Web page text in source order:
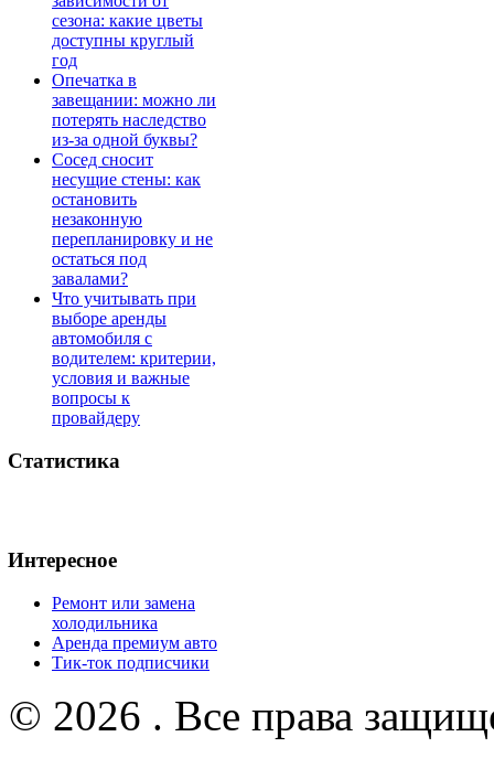
сезона: какие цветы
доступны круглый
год
Опечатка в
завещании: можно ли
потерять наследство
из-за одной буквы?
Сосед сносит
несущие стены: как
остановить
незаконную
перепланировку и не
остаться под
завалами?
Что учитывать при
выборе аренды
автомобиля с
водителем: критерии,
условия и важные
вопросы к
провайдеру
Статистика
Интересное
Ремонт или замена
холодильника
Аренда премиум авто
Тик-ток подписчики
© 2026 . Все права